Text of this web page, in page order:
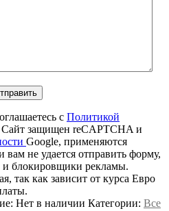
с Политикой
Сайт защищен reCAPTCHA и
Google, применяются
вам не удается отправить форму,
и блокировщики рекламы.
так как зависит от курса Евро
Нет в наличии Категории: Все